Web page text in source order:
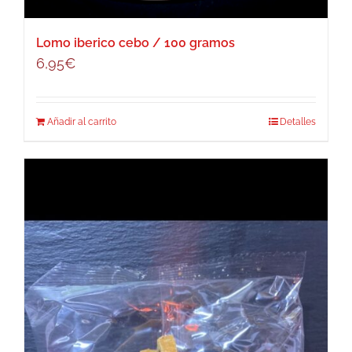
Lomo iberico cebo / 100 gramos
6,95€
Añadir al carrito Detalles